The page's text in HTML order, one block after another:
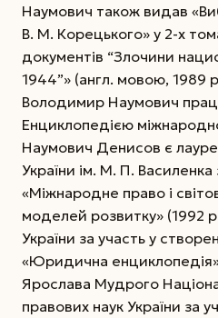
Наумович також видав
В. М. Корецького» у 2-х
документів “Злочини
1944”» (англ. мовою, 1989
Володимир Наумович
Енциклопедією
Наумович Денисов є
України ім. М. П.
«Міжнародне право і
моделей розвитку» (1992
України за участь у
«Юридична
Ярослава Мудрого
правових наук України за